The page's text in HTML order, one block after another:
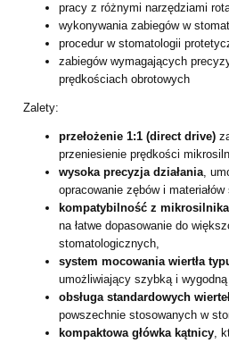
pracy z różnymi narzędziami
wykonywania zabiegów w
procedur w stomatologii
zabiegów wymagających
prędkościach obrotowych
Zalety:
przełożenie 1:1 (direct drive)
przeniesienie prędkości
wysoka precyzja działania,
opracowanie zębów i
kompatybilność z
na łatwe dopasowanie do
stomatologicznych,
system mocowania wiertła
umożliwiający szybką i
obsługa standardowych
powszechnie stosowanych w
kompaktowa główka kątnicy,